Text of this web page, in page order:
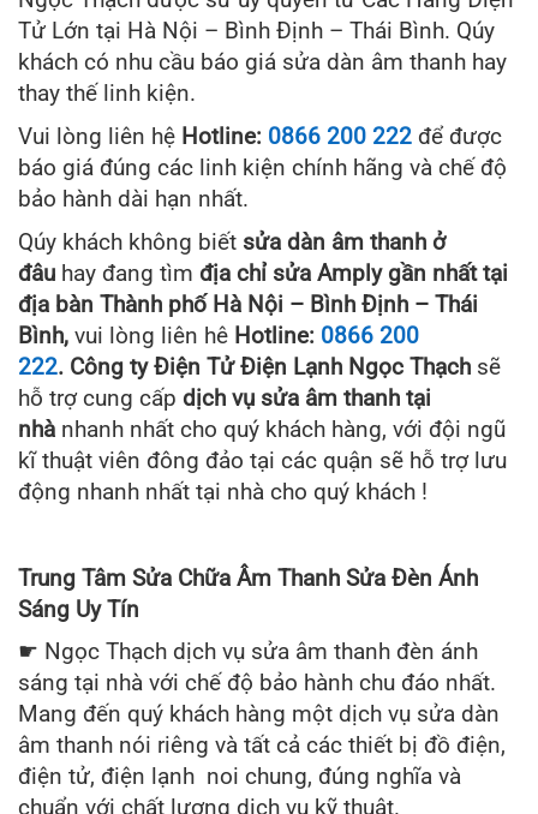
Tử Lớn tại Hà Nội – Bình Định – Thái Bình. Qúy
khách có nhu cầu báo giá sửa dàn âm thanh hay
thay thế linh kiện.
Vui lòng liên hệ Hotline: 0866 200 222 để được
báo giá đúng các linh kiện chính hãng và chế độ
bảo hành dài hạn nhất.
Qúy khách không biết sửa dàn âm thanh ở
đâu hay đang tìm địa chỉ sửa Amply gần nhất tại
địa bàn Thành phố Hà Nội – Bình Định – Thái
Bình, vui lòng liên hê Hotline: 0866 200
222. Công ty Điện Tử Điện Lạnh Ngọc Thạch sẽ
hỗ trợ cung cấp dịch vụ sửa âm thanh tại
nhà nhanh nhất cho quý khách hàng, với đội ngũ
kĩ thuật viên đông đảo tại các quận sẽ hỗ trợ lưu
động nhanh nhất tại nhà cho quý khách !
Trung Tâm Sửa Chữa Âm Thanh Sửa Đèn Ánh
Sáng Uy Tín
☛ Ngọc Thạch dịch vụ sửa âm thanh đèn ánh
sáng tại nhà với chế độ bảo hành chu đáo nhất.
Mang đến quý khách hàng một dịch vụ sửa dàn
âm thanh nói riêng và tất cả các thiết bị đồ điện,
điện tử, điện lạnh noi chung, đúng nghĩa và
chuẩn với chất lượng dịch vụ kỹ thuật.